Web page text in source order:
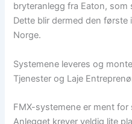
bryteranlegg fra Eaton, som
Dette blir dermed den
Norge.
Systemene leveres og
Tjenester og Laje
FMX-systemene er ment
Anlegget krever veldig lite